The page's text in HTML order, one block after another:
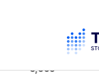
6,099